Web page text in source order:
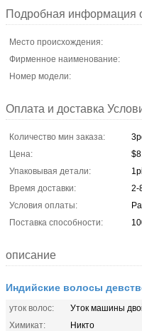
Подробная информация
Место происхождения:
Фирменное наименование:
Номер модели:
Оплата и доставка
Количество мин заказа:
Цена:
Упаковывая детали:
Время доставки:
2-
Условия оплаты:
Поставка способности:
описание
Индийские волосы
уток волос:
Уток машины
Химикат:
Никто